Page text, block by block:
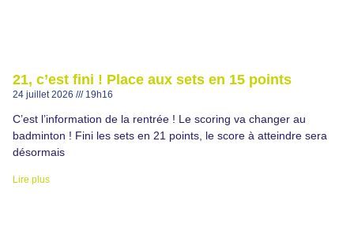
21, c’est fini ! Place aux sets en 15 points
24 juillet 2026 19h16
C’est l’information de la rentrée ! Le scoring va changer au
badminton ! Fini les sets en 21 points, le score à atteindre sera
désormais
Lire plus